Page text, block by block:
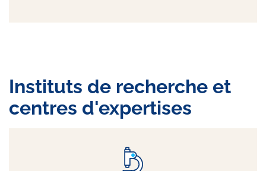
Instituts de recherche et
centres d'expertises